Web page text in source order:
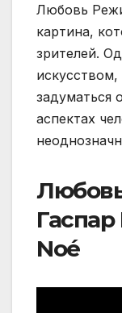
Любовь
картина,
зрителей.
искусством,
задуматься
аспектах
Noé